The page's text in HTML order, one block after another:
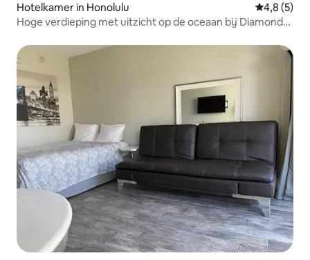
Hotelkamer in Honolulu
4,8 (5)
Hoge verdieping met uitzicht op de oceaan bij Diamond